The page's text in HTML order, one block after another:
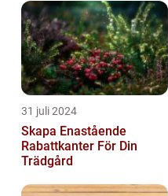
31 juli 2024
Skapa Enastående
Rabattkanter För Din
Trädgård